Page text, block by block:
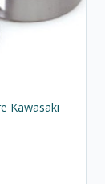
Kawasaki